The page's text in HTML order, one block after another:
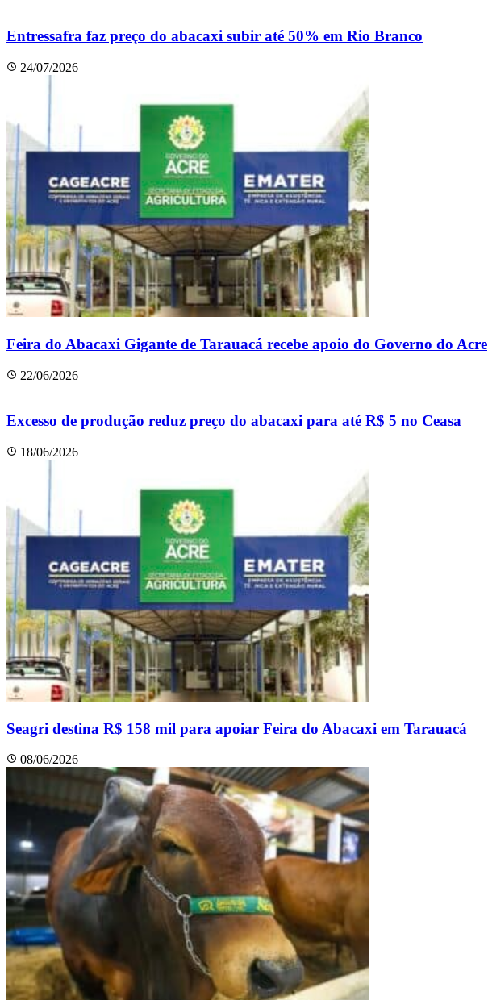
Entressafra faz preço do abacaxi subir até 50% em Rio Branco
24/07/2026
Feira do Abacaxi Gigante de Tarauacá recebe apoio do Governo do Acre
22/06/2026
Excesso de produção reduz preço do abacaxi para até R$ 5 no Ceasa
18/06/2026
Seagri destina R$ 158 mil para apoiar Feira do Abacaxi em Tarauacá
08/06/2026